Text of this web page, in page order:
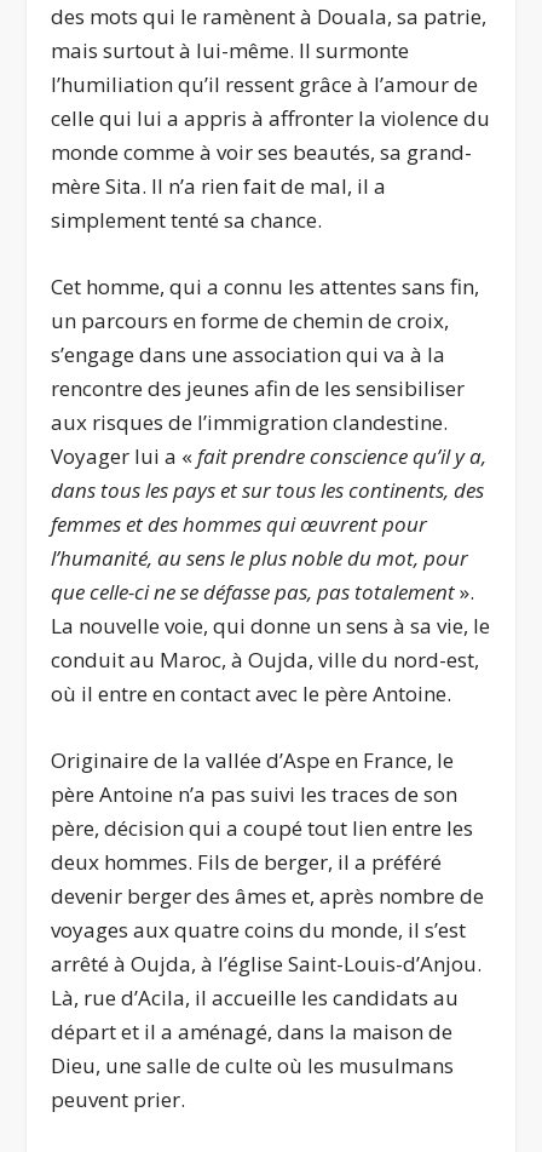
des mots qui le ramènent à Douala, sa patrie,
mais surtout à lui-même. Il surmonte
l’humiliation qu’il ressent grâce à l’amour de
celle qui lui a appris à affronter la violence du
monde comme à voir ses beautés, sa grand-
mère Sita. Il n’a rien fait de mal, il a
simplement tenté sa chance.
Cet homme, qui a connu les attentes sans fin,
un parcours en forme de chemin de croix,
s’engage dans une association qui va à la
rencontre des jeunes afin de les sensibiliser
aux risques de l’immigration clandestine.
Voyager lui a «fait prendre conscience qu’il y a,
dans tous les pays et sur tous les continents, des
femmes et des hommes qui œuvrent pour
l’humanité, au sens le plus noble du mot, pour
que celle-ci ne se défasse pas, pas totalement».
La nouvelle voie, qui donne un sens à sa vie, le
conduit au Maroc, à Oujda, ville du nord-est,
où il entre en contact avec le père Antoine.
Originaire de la vallée d’Aspe en France, le
père Antoine n’a pas suivi les traces de son
père, décision qui a coupé tout lien entre les
deux hommes. Fils de berger, il a préféré
devenir berger des âmes et, après nombre de
voyages aux quatre coins du monde, il s’est
arrêté à Oujda, à l’église Saint-Louis-d’Anjou.
Là, rue d’Acila, il accueille les candidats au
départ et il a aménagé, dans la maison de
Dieu, une salle de culte où les musulmans
peuvent prier.